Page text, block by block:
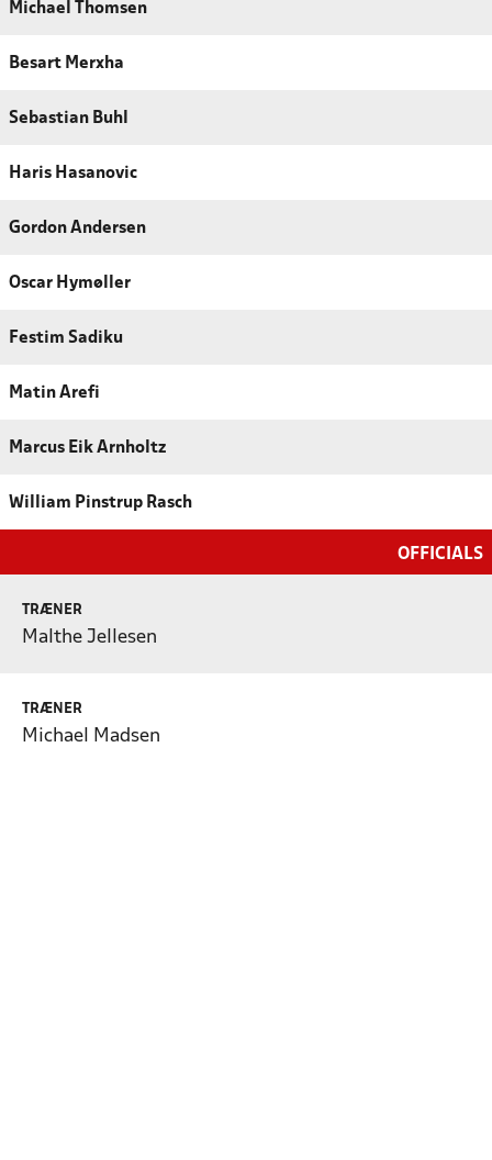
Michael Thomsen
Besart Merxha
Sebastian Buhl
Haris Hasanovic
Gordon Andersen
Oscar Hymøller
Festim Sadiku
Matin Arefi
Marcus Eik Arnholtz
William Pinstrup Rasch
OFFICIALS
TRÆNER
Malthe Jellesen
TRÆNER
Michael Madsen